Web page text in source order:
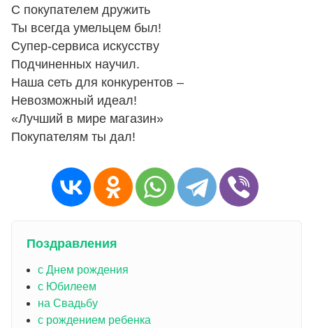
С покупателем дружить
Ты всегда умельцем был!
Супер-сервиса искусству
Подчиненных научил.
Наша сеть для конкурентов –
Невозможный идеал!
«Лучший в мире магазин»
Покупателям ты дал!
Поздравления
с Днем рождения
с Юбилеем
на Свадьбу
с рождением ребенка